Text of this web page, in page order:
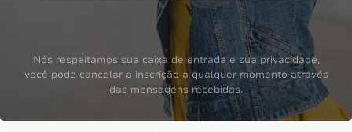
Nós respeitamos sua caixa de entrada e sua privacidade,
você pode cancelar a inscrição a qualquer momento através
das mensagens recebidas.